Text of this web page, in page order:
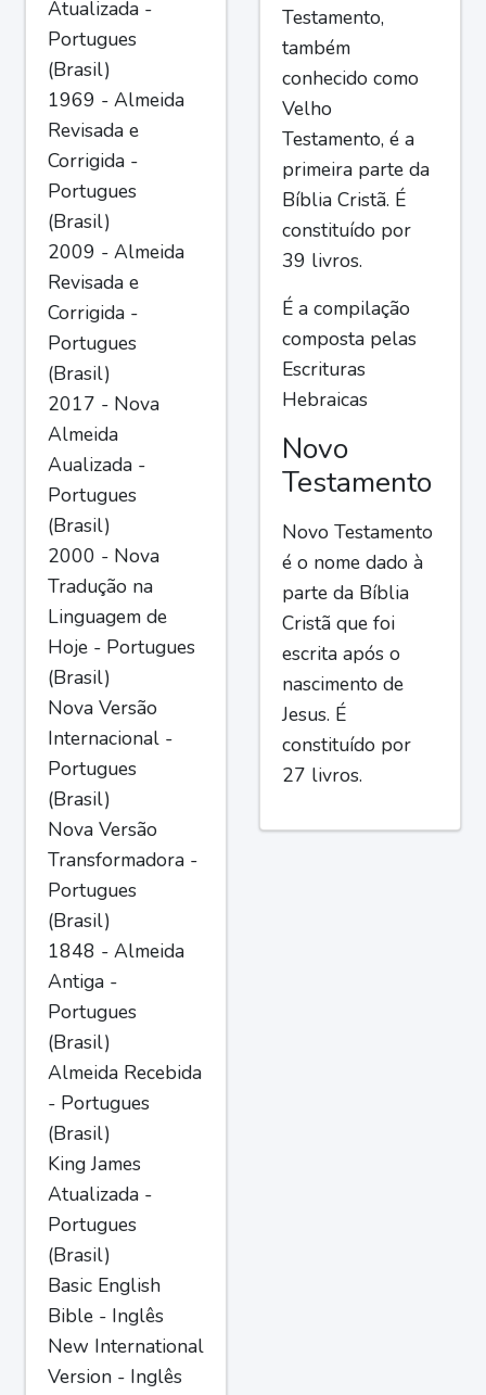
Atualizada -
Portugues
(Brasil)
1969 - Almeida
Revisada e
Corrigida -
Portugues
(Brasil)
2009 - Almeida
Revisada e
Corrigida -
Portugues
(Brasil)
2017 - Nova
Almeida
Aualizada -
Portugues
(Brasil)
2000 - Nova
Tradução na
Linguagem de
Hoje - Portugues
(Brasil)
Nova Versão
Internacional -
Portugues
(Brasil)
Nova Versão
Transformadora -
Portugues
(Brasil)
1848 - Almeida
Antiga -
Portugues
(Brasil)
Almeida Recebida
- Portugues
(Brasil)
King James
Atualizada -
Portugues
(Brasil)
Basic English
Bible - Inglês
New International
Version - Inglês
Testamento,
também
conhecido como
Velho
Testamento, é a
primeira parte da
Bíblia Cristã. É
constituído por
39 livros.
É a compilação
composta pelas
Escrituras
Hebraicas
Novo
Testamento
Novo Testamento
é o nome dado à
parte da Bíblia
Cristã que foi
escrita após o
nascimento de
Jesus. É
constituído por
27 livros.